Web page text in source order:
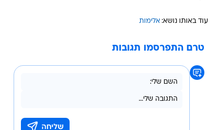
עוד באותו נושא: אלימות
טרם התפרסמו תגובות